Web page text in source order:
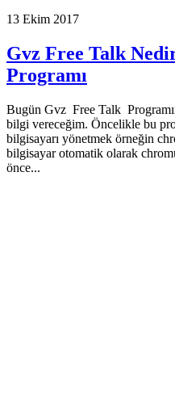
13 Ekim 2017
Gvz Free Talk
Programı
Bugün Gvz Free Talk
bilgi vereceğim. Öncelikle bu
bilgisayarı yönetmek örneğin
bilgisayar otomatik olarak
önce...